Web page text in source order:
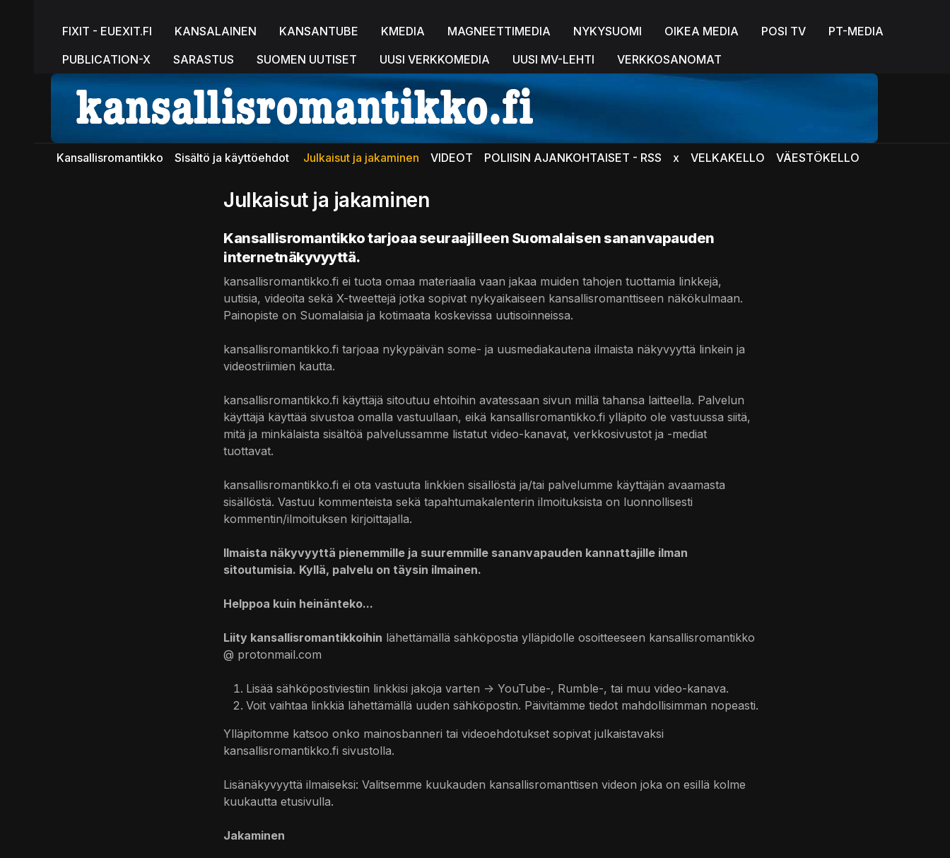
FIXIT - EUEXIT.FI KANSALAINEN KANSANTUBE KMEDIA MAGNEETTIMEDIA NYKYSUOMI OIKEA MEDIA POSI TV
PT-MEDIA
PUBLICATION-X
SARASTUS SUOMEN UUTISET UUSI VERKKOMEDIA UUSI MV-LEHTI VERKKOSANOMAT
Kansallisromantikko Sisältö ja käyttöehdot Julkaisut ja jakaminen VIDEOT POLIISIN AJANKOHTAISET - RSS x VELKAKELLO VÄESTÖKELLO
Julkaisut ja jakaminen
Kansallisromantikko tarjoaa seuraajilleen Suomalaisen sananvapauden
internetnäkyvyyttä.
kansallisromantikko.fi ei tuota omaa materiaalia vaan jakaa muiden tahojen tuottamia linkkejä,
uutisia, videoita sekä X-tweettejä jotka sopivat nykyaikaiseen kansallisromanttiseen näkökulmaan.
Painopiste on Suomalaisia ja kotimaata koskevissa uutisoinneissa.
kansallisromantikko.fi tarjoaa nykypäivän some- ja uusmediakautena ilmaista näkyvyyttä linkein ja
videostriimien kautta.
kansallisromantikko.fi käyttäjä sitoutuu ehtoihin avatessaan sivun millä tahansa laitteella. Palvelun
käyttäjä käyttää sivustoa omalla vastuullaan, eikä kansallisromantikko.fi ylläpito ole vastuussa siitä,
mitä ja minkälaista sisältöä palvelussamme listatut video-kanavat, verkkosivustot ja -mediat
tuottavat.
kansallisromantikko.fi ei ota vastuuta linkkien sisällöstä ja/tai palvelumme käyttäjän avaamasta
sisällöstä. Vastuu kommenteista sekä tapahtumakalenterin ilmoituksista on luonnollisesti
kommentin/ilmoituksen kirjoittajalla.
Ilmaista näkyvyyttä pienemmille ja suuremmille sananvapauden kannattajille ilman
sitoutumisia. Kyllä, palvelu on täysin ilmainen.
Helppoa kuin heinänteko...
Liity kansallisromantikkoihin lähettämällä sähköpostia ylläpidolle osoitteeseen kansallisromantikko
@ protonmail.com
Lisää sähköpostiviestiin linkkisi jakoja varten -> YouTube-, Rumble-, tai muu video-kanava.
Voit vaihtaa linkkiä lähettämällä uuden sähköpostin. Päivitämme tiedot mahdollisimman nopeasti.
Ylläpitomme katsoo onko mainosbanneri tai videoehdotukset sopivat julkaistavaksi
kansallisromantikko.fi sivustolla.
Lisänäkyvyyttä ilmaiseksi: Valitsemme kuukauden kansallisromanttisen videon joka on esillä kolme
kuukautta etusivulla.
Jakaminen